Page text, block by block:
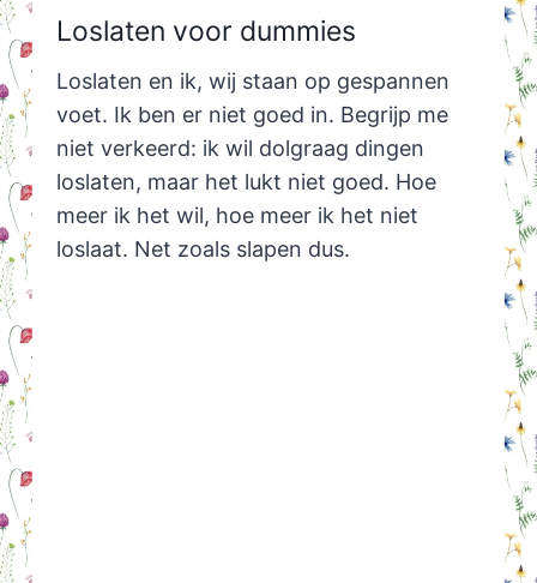
Loslaten voor dummies
Loslaten en ik, wij staan op gespannen
voet. Ik ben er niet goed in. Begrijp me
niet verkeerd: ik wil dolgraag dingen
loslaten, maar het lukt niet goed. Hoe
meer ik het wil, hoe meer ik het niet
loslaat. Net zoals slapen dus.